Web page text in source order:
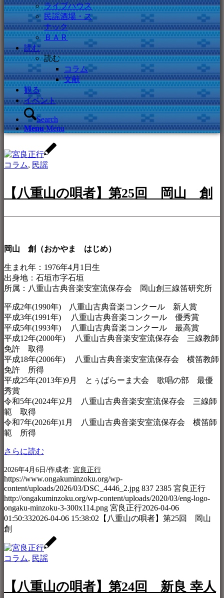
ライブハウス
民謡酒場・ス
ナック
ＢＡＲ
読む
読む
コラム
文献
観る
イベント
Search
Menu Menu
コラム, 民謡
【八重山の唄者】第25回 岡山 創
岡山 創（おかやま はじめ）
生まれ年：1976年4月1日生
出身地：石垣市字石垣
所属：八重山古典音楽安室流保存会 岡山創三線笛研究所
平成2年(1990年) 八重山古典音楽コンクール 新人賞
平成3年(1991年) 八重山古典音楽コンクール 優秀賞
平成5年(1993年) 八重山古典音楽コンクール 最高賞
平成12年(2000年) 八重山古典音楽安室流保存会 三線教師
免許 取得
平成18年(2006年) 八重山古典音楽安室流保存会 横笛教師
免許 所得
平成25年(2013年)9月 とぅばらーま大会 歌唱の部 最優
秀賞
令和5年(2024年)2月 八重山古典音楽安室流保存会 三線師
範 取得
令和7年(2026年)1月 八重山古典音楽安室流保存会 横笛師
範 所得
さらに読む
2026年4月6日 /作成者: 宮良正行
https://www.ongakuminzoku.org/wp-
content/uploads/2026/03/DSC_4446_2.jpg 837 2385 宮良正行
http://ongakuminzoku.org/wp-content/uploads/2020/03/eng-logo-
ongaku-minzoku-3-300x114.png 宮良正行2026-04-06
01:50:332026-04-06 15:38:02 【八重山の唄者】第25回 岡山
創
コラム, 民謡
【八重山の唄者】第24回 新良 幸人